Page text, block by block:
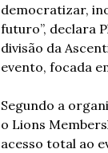
democratizar,
futuro”, declara
divisão da
evento, focada
Segundo a
o Lions
acesso total ao